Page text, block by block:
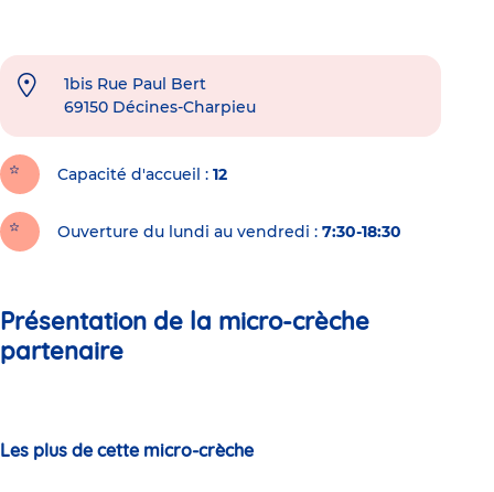
1bis Rue Paul Bert
69150 Décines-Charpieu
Capacité d'accueil 12
Ouverture du lundi au vendredi : 7:30-18:30
Présentation de la micro-crèche
partenaire
Les plus de cette micro-crèche